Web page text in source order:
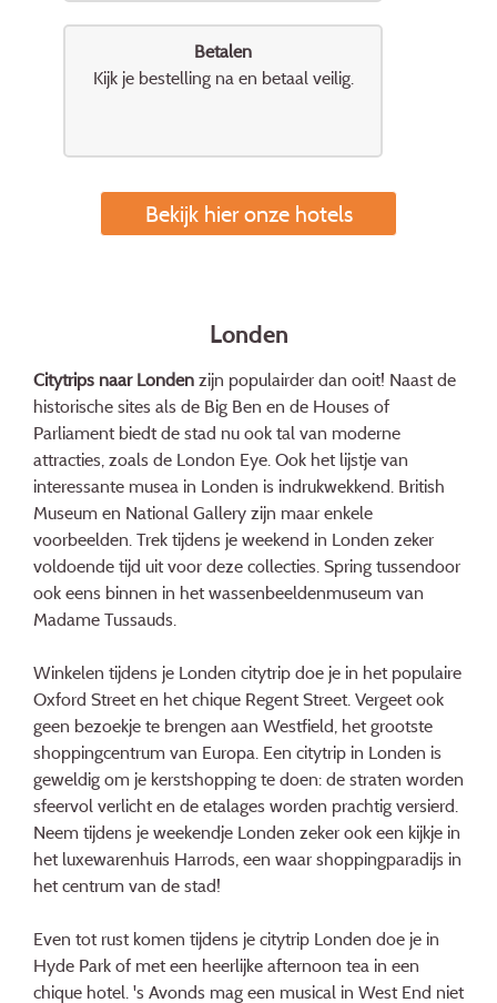
Betalen
Kijk je bestelling na en betaal veilig.
Bekijk hier onze hotels
Londen
Citytrips naar Londen zijn populairder dan ooit! Naast de
historische sites als de Big Ben en de Houses of
Parliament biedt de stad nu ook tal van moderne
attracties, zoals de London Eye. Ook het lijstje van
interessante musea in Londen is indrukwekkend. British
Museum en National Gallery zijn maar enkele
voorbeelden. Trek tijdens je weekend in Londen zeker
voldoende tijd uit voor deze collecties. Spring tussendoor
ook eens binnen in het wassenbeeldenmuseum van
Madame Tussauds.
Winkelen tijdens je Londen citytrip doe je in het populaire
Oxford Street en het chique Regent Street. Vergeet ook
geen bezoekje te brengen aan Westfield, het grootste
shoppingcentrum van Europa. Een citytrip in Londen is
geweldig om je kerstshopping te doen: de straten worden
sfeervol verlicht en de etalages worden prachtig versierd.
Neem tijdens je weekendje Londen zeker ook een kijkje in
het luxewarenhuis Harrods, een waar shoppingparadijs in
het centrum van de stad!
Even tot rust komen tijdens je citytrip Londen doe je in
Hyde Park of met een heerlijke afternoon tea in een
chique hotel. 's Avonds mag een musical in West End niet